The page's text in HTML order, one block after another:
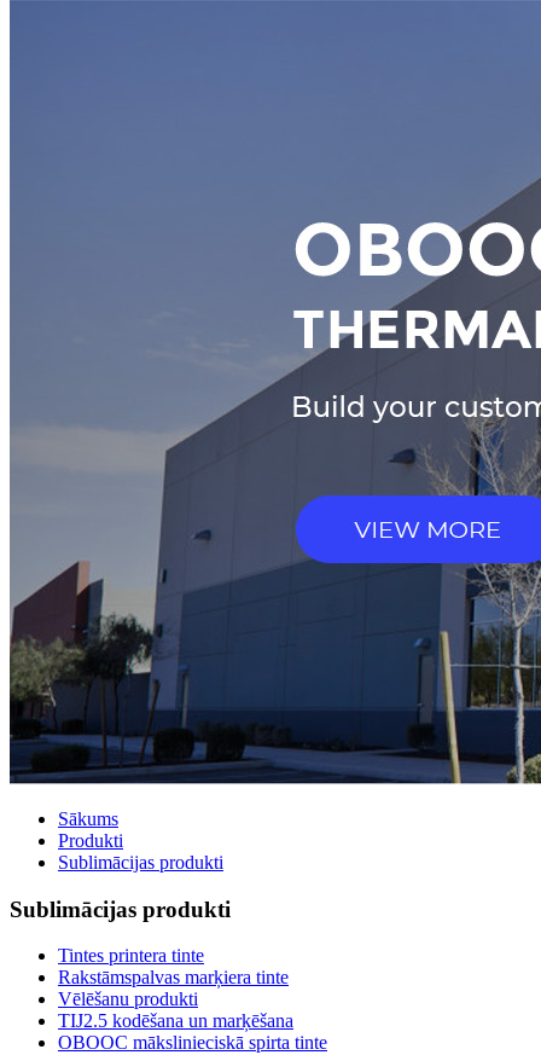
Sākums
Produkti
Sublimācijas produkti
Sublimācijas produkti
Tintes printera tinte
Rakstāmspalvas marķiera tinte
Vēlēšanu produkti
TIJ2.5 kodēšana un marķēšana
OBOOC mākslinieciskā spirta tinte